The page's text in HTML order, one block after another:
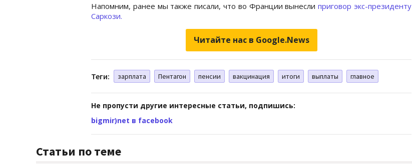
Напомним, ранее мы также писали, что во Франции вынеслиприговор экс-президенту
Саркози.
Читайте нас в Google.News
Теги: зарплата Пентагон пенсии вакцинация итоги выплаты главное
Не пропусти другие интересные статьи, подпишись:
bigmir)net в facebook
Статьи по теме